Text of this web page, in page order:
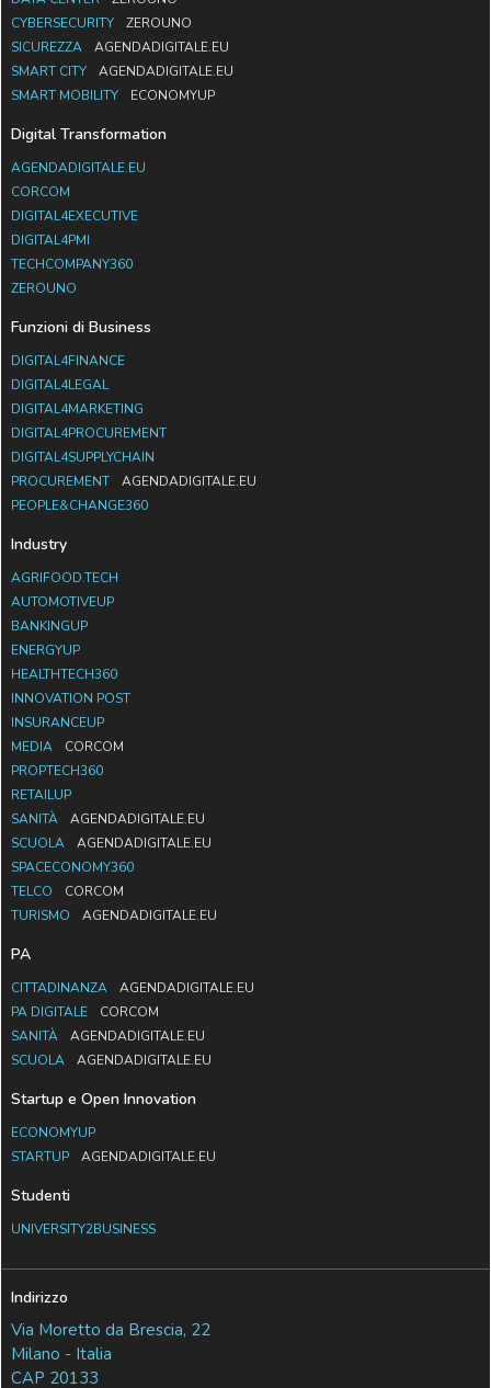
CYBERSECURITY
ZEROUNO
SICUREZZA
AGENDADIGITALE.EU
SMART CITY
AGENDADIGITALE.EU
SMART MOBILITY
ECONOMYUP
Digital Transformation
AGENDADIGITALE.EU
CORCOM
DIGITAL4EXECUTIVE
DIGITAL4PMI
TECHCOMPANY360
ZEROUNO
Funzioni di Business
DIGITAL4FINANCE
DIGITAL4LEGAL
DIGITAL4MARKETING
DIGITAL4PROCUREMENT
DIGITAL4SUPPLYCHAIN
PROCUREMENT
AGENDADIGITALE.EU
PEOPLE&CHANGE360
Industry
AGRIFOOD.TECH
AUTOMOTIVEUP
BANKINGUP
ENERGYUP
HEALTHTECH360
INNOVATION POST
INSURANCEUP
MEDIA
CORCOM
PROPTECH360
RETAILUP
SANITÀ
AGENDADIGITALE.EU
SCUOLA
AGENDADIGITALE.EU
SPACECONOMY360
TELCO
CORCOM
TURISMO
AGENDADIGITALE.EU
PA
CITTADINANZA
AGENDADIGITALE.EU
PA DIGITALE
CORCOM
SANITÀ
AGENDADIGITALE.EU
SCUOLA
AGENDADIGITALE.EU
Startup e Open Innovation
ECONOMYUP
STARTUP
AGENDADIGITALE.EU
Studenti
UNIVERSITY2BUSINESS
Indirizzo
Via Moretto da Brescia, 22
Milano - Italia
CAP 20133